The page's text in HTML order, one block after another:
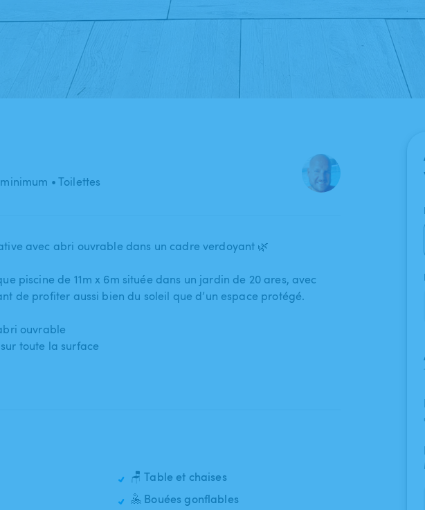
• Toilettes
avec abri ouvrable dans un cadre verdoyant 🌿
piscine de 11m x 6m située dans un jardin de 20 ares​,​ avec
de profiter aussi bien du soleil que d’un espace protégé.
ouvrable
toute la surface
🪑 Table et chaises
🤽 Bouées gonflables